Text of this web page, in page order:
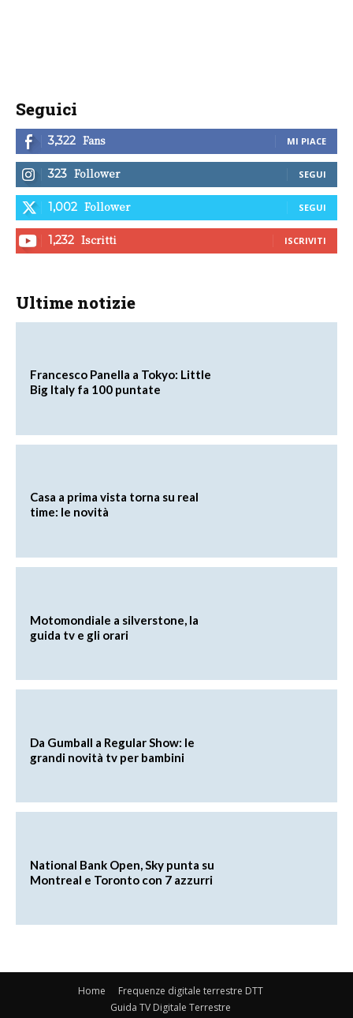
Seguici
3,322 Fans MI PIACE
323 Follower SEGUI
1,002 Follower SEGUI
1,232 Iscritti ISCRIVITI
Ultime notizie
Francesco Panella a Tokyo: Little
Big Italy fa 100 puntate
Casa a prima vista torna su real
time: le novità
Motomondiale a silverstone, la
guida tv e gli orari
Da Gumball a Regular Show: le
grandi novità tv per bambini
National Bank Open, Sky punta su
Montreal e Toronto con 7 azzurri
Home
Frequenze digitale terrestre DTT
Guida TV Digitale Terrestre